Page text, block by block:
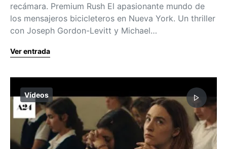
recámara. Premium Rush El apasionante mundo de
los mensajeros bicicleteros en Nueva York. Un thriller
con Joseph Gordon-Levitt y Michael…
Ver entrada
Vídeos